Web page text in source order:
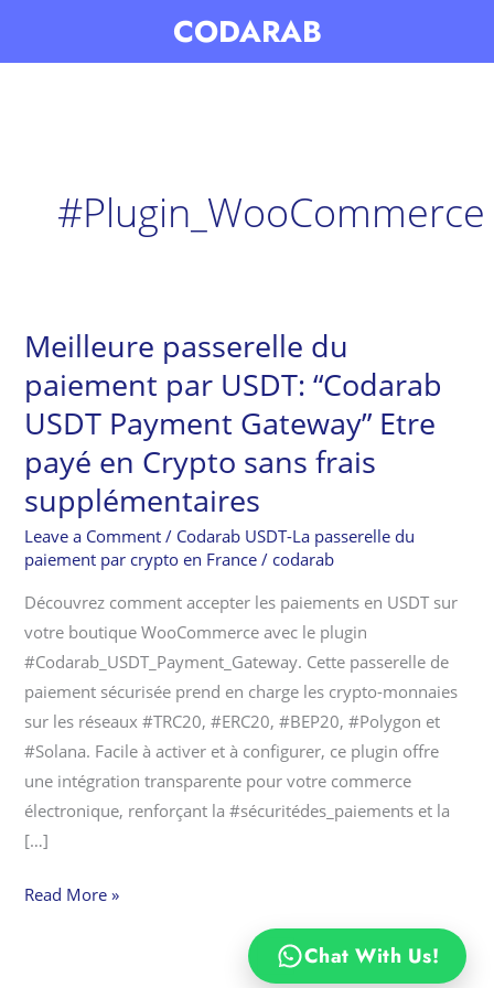
CODARAB
#Plugin_WooCommerce
Meilleure passerelle du
paiement par USDT: “Codarab
USDT Payment Gateway” Etre
payé en Crypto sans frais
supplémentaires
Leave a Comment / Codarab USDT-La passerelle du
paiement par crypto en France / codarab
Découvrez comment accepter les paiements en USDT sur
votre boutique WooCommerce avec le plugin
#Codarab_USDT_Payment_Gateway. Cette passerelle de
paiement sécurisée prend en charge les crypto-monnaies
sur les réseaux #TRC20, #ERC20, #BEP20, #Polygon et
#Solana. Facile à activer et à configurer, ce plugin offre
une intégration transparente pour votre commerce
électronique, renforçant la #sécuritédes_paiements et la
[…]
Meilleure
du
paiement
par
“Codarab
USDT
Payment
Gateway”
Etre
payé
en
Crypto
sans
frais
supplémentaires
Read More »
Chat With Us!